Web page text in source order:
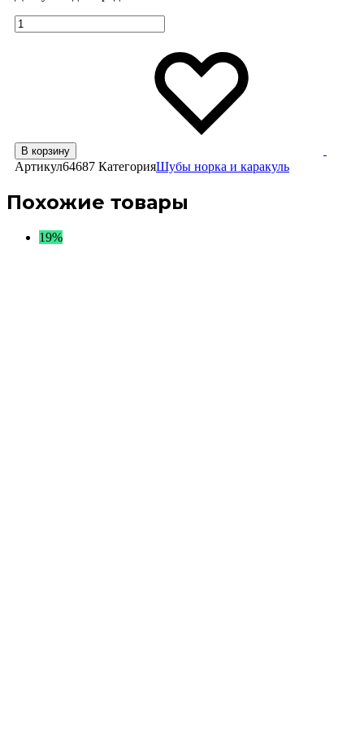
Количество
В корзину
Артикул64687 КатегорияШубы норка и каракуль
Похожие товары
19%